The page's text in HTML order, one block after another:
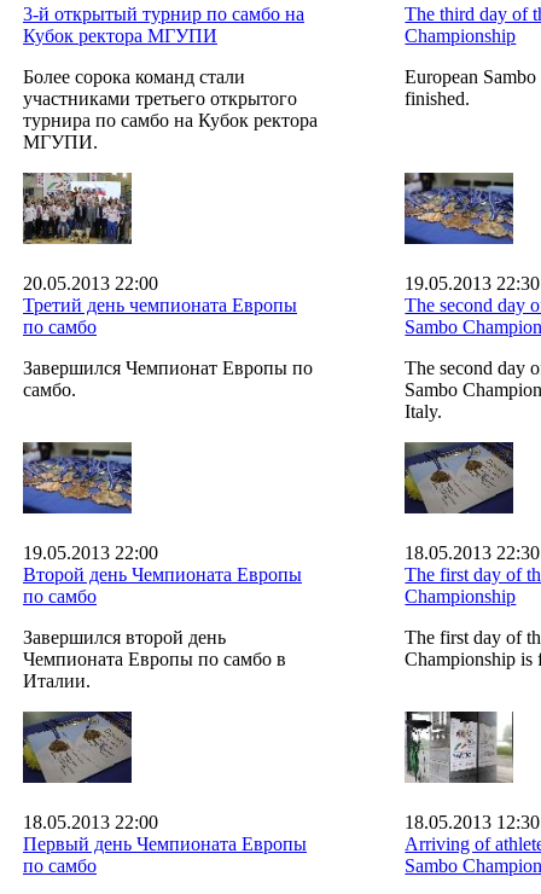
3-й открытый турнир по самбо на
Кубок ректора МГУПИ
Более сорока команд стали
участниками третьего открытого
турнира по самбо на Кубок ректора
МГУПИ.
The third day of
Championship
European
finished.
20.05.2013 22:00
Третий день чемпионата Европы
по самбо
Завершился Чемпионат Европы по
самбо.
19.05.2013 22:30
The second day
Sambo
The second day
Sambo
Italy.
19.05.2013 22:00
Второй день Чемпионата Европы
по самбо
Завершился второй день
Чемпионата Европы по самбо в
Италии.
18.05.2013 22:30
The first day of
Championship
The first day of
Championship is
18.05.2013 22:00
Первый день Чемпионата Европы
по самбо
18.05.2013 12:30
Arriving of
Sambo